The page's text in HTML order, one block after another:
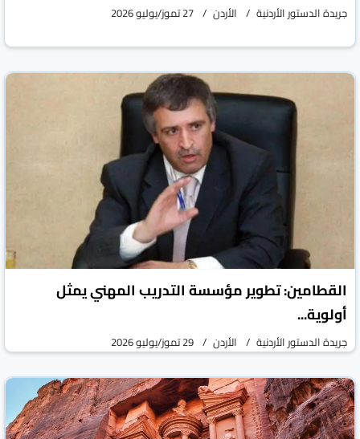
جريدة الدستور الأردنية الأردن 27 تموز/يوليو 2026
القطامين: تطوير مؤسسة التدريب المهني يمثل
أولوية...
جريدة الدستور الأردنية الأردن 29 تموز/يوليو 2026